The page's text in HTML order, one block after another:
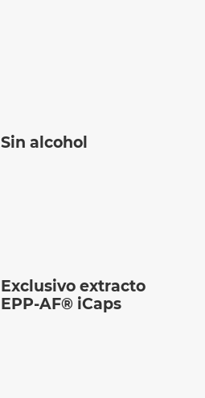
Sin alcohol
Exclusivo extracto
EPP-AF® iCaps